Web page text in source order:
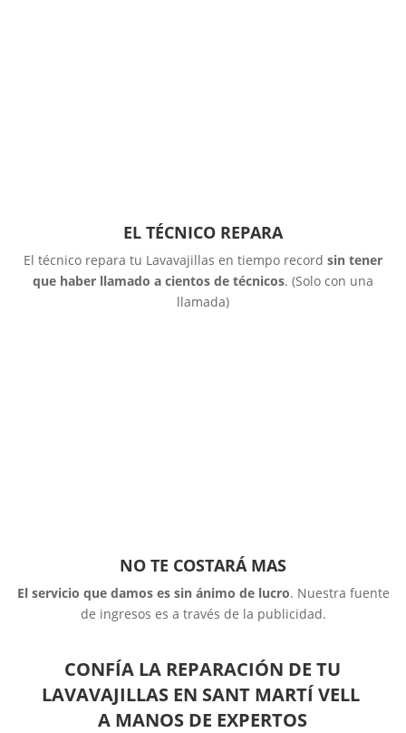
EL TÉCNICO REPARA
El técnico repara tu Lavavajillas en tiempo record sin tener
que haber llamado a cientos de técnicos. (Solo con una
llamada)
NO TE COSTARÁ MAS
El servicio que damos es sin ánimo de lucro. Nuestra fuente
de ingresos es a través de la publicidad.
CONFÍA LA REPARACIÓN DE TU
LAVAVAJILLAS EN SANT MARTÍ VELL
A MANOS DE EXPERTOS